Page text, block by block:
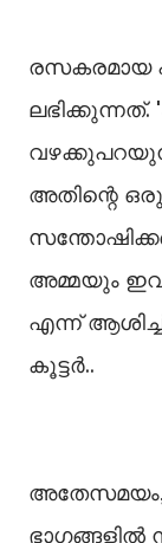
രസകരമായ
അതിന്റെ
അമ്മയും
എന്ന്
കൂട്ടർ..
അതേസമയം,